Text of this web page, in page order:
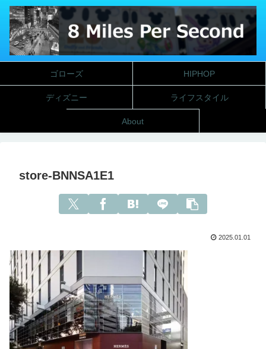
ゴローズ HIPHOP
ディズニー ライフスタイル
About
store-BNNSA1E1
2025.01.01